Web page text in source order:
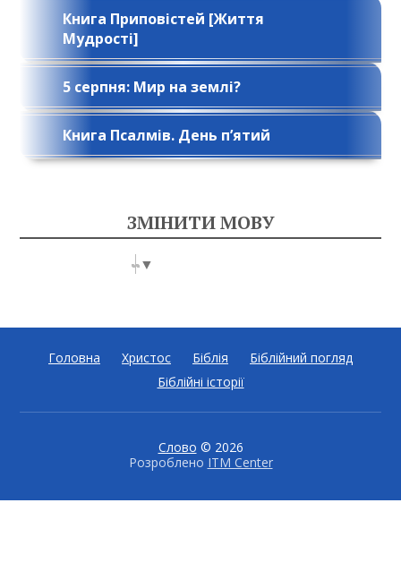
Книга Приповістей [Життя
Мудрості]
5 серпня: Мир на землі?
Книга Псалмів. День п’ятий
ЗМІНИТИ МОВУ
Select Language ▼
Головна Христос Біблія
Біблійний погляд
Біблійні історії
Слово © 2026
Розроблено ITM Center